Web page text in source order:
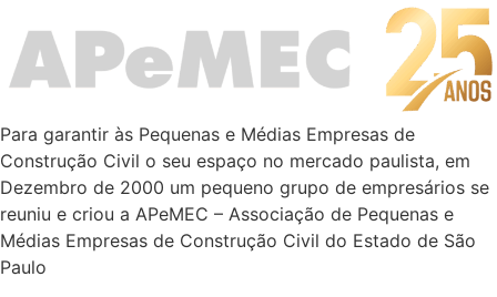
Para garantir às Pequenas e Médias Empresas de
Construção Civil o seu espaço no mercado paulista, em
Dezembro de 2000 um pequeno grupo de empresários se
reuniu e criou a APeMEC – Associação de Pequenas e
Médias Empresas de Construção Civil do Estado de São
Paulo